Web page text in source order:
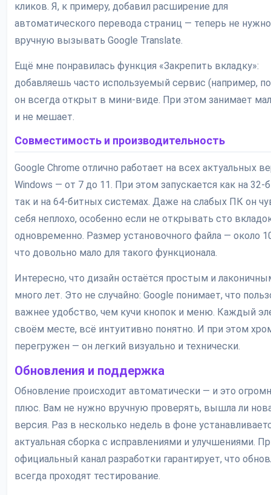
кликов. Я, к примеру, добавил расширение для
автоматического перевода страниц — теперь не нужно
вручную вызывать Google Translate.
Ещё мне понравилась функция «Закрепить вкладку»:
добавляешь часто используемый сервис (например,
он всегда открыт в мини-виде. При этом занимает
и не мешает.
Совместимость и производительность
Google Chrome отлично работает на всех актуальных
Windows — от 7 до 11. При этом запускается как на 32-
так и на 64-битных системах. Даже на слабых ПК он
себя неплохо, особенно если не открывать сто
одновременно. Размер установочного файла — около
что довольно мало для такого функционала.
Интересно, что дизайн остаётся простым и
много лет. Это не случайно: Google понимает, что
важнее удобство, чем кучи кнопок и меню. Каждый
своём месте, всё интуитивно понятно. И при этом
перегружен — он легкий визуально и технически.
Обновления и поддержка
Обновление происходит автоматически — и это
плюс. Вам не нужно вручную проверять, вышла ли
версия. Раз в несколько недель в фоне
актуальная сборка с исправлениями и улучшениями.
официальный канал разработки гарантирует, что
всегда проходят тестирование.